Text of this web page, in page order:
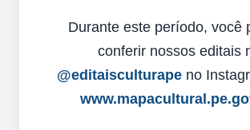
Durante este período, você
conferir nossos editais
@editaisculturape no